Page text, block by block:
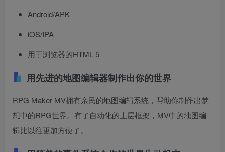
Android/APK
iOS/IPA
用于浏览器的HTML 5
用先进的地图编辑器制作出你的世界
RPG Maker MV拥有亲民的地图编辑系统，帮助你制作出梦
想中的RPG世界。有了自动化的上层框架，MV中的地图编
辑比以往更加方便了。